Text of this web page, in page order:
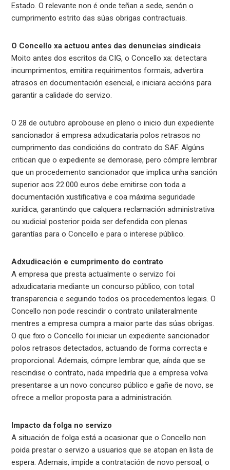
Estado. O relevante non é onde teñan a sede, senón o
cumprimento estrito das súas obrigas contractuais.
O Concello xa actuou antes das denuncias sindicais
Moito antes dos escritos da CIG, o Concello xa: detectara
incumprimentos, emitira requirimentos formais, advertira
atrasos en documentación esencial, e iniciara accións para
garantir a calidade do servizo.
O 28 de outubro aprobouse en pleno o inicio dun expediente
sancionador á empresa adxudicataria polos retrasos no
cumprimento das condicións do contrato do SAF. Algúns
critican que o expediente se demorase, pero cómpre lembrar
que un procedemento sancionador que implica unha sanción
superior aos 22.000 euros debe emitirse con toda a
documentación xustificativa e coa máxima seguridade
xurídica, garantindo que calquera reclamación administrativa
ou xudicial posterior poida ser defendida con plenas
garantías para o Concello e para o interese público.
Adxudicación e cumprimento do contrato
A empresa que presta actualmente o servizo foi
adxudicataria mediante un concurso público, con total
transparencia e seguindo todos os procedementos legais. O
Concello non pode rescindir o contrato unilateralmente
mentres a empresa cumpra a maior parte das súas obrigas.
O que fixo o Concello foi iniciar un expediente sancionador
polos retrasos detectados, actuando de forma correcta e
proporcional. Ademais, cómpre lembrar que, aínda que se
rescindise o contrato, nada impediría que a empresa volva
presentarse a un novo concurso público e gañe de novo, se
ofrece a mellor proposta para a administración.
Impacto da folga no servizo
A situación de folga está a ocasionar que o Concello non
poida prestar o servizo a usuarios que se atopan en lista de
espera. Ademais, impide a contratación de novo persoal, o